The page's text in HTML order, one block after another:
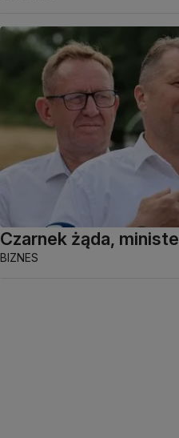
Czarnek żąda,
BIZNES